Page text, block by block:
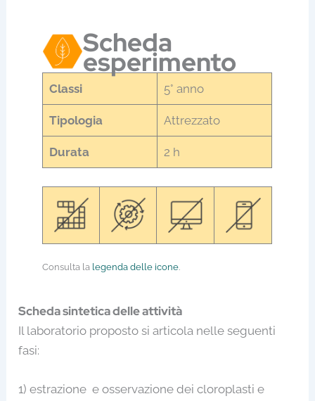
Scheda
esperimento
Classi 5° anno
Tipologia Attrezzato
Durata 2 h
Consulta la legenda delle icone.
Scheda sintetica delle attività
Il laboratorio proposto si articola nelle seguenti
fasi:
1) estrazione e osservazione dei cloroplasti e